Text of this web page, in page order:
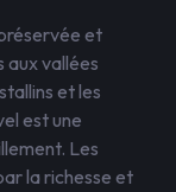
et
aux vallées
et les
est une
Les
la richesse et